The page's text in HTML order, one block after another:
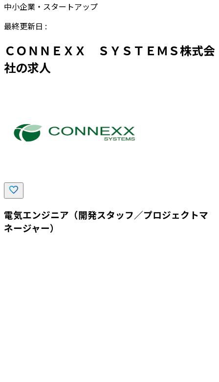
中小企業・スタートアップ
最終更新日 :
ＣＯＮＮＥＸＸ ＳＹＳＴＥＭＳ株式会
社の求人
電気エンジニア（開発スタッフ／プロジェクトマ
ネージャー）